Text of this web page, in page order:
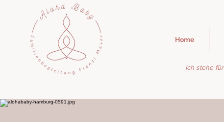
Home
Ich stehe